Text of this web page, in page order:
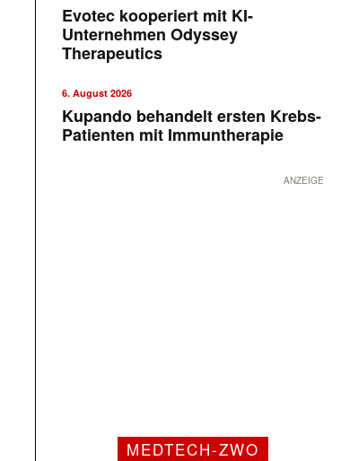
Evotec kooperiert mit KI-
Unternehmen Odyssey
Therapeutics
6. August 2026
Kupando behandelt ersten Krebs-
Patienten mit Immuntherapie
ANZEIGE
MEDTECH-ZWO